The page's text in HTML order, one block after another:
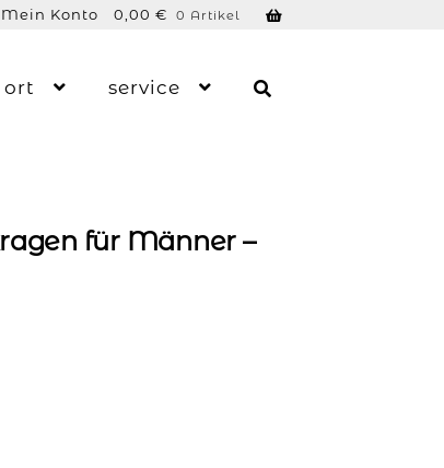
0,00 € 0 Artikel
Mein Konto
ort service
für Männer –